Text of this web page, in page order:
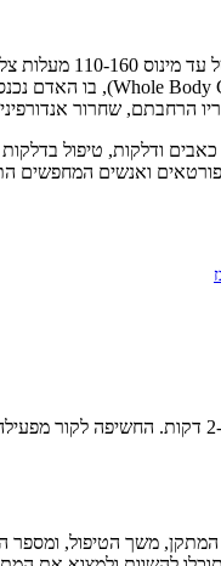
הרחבתם, שחרור
ודלקות, טיפול
ואנשים המחפשים
קריותרפיה היא שיטת טיפול המשתמשת בקור
משך הטיפול, ומספר